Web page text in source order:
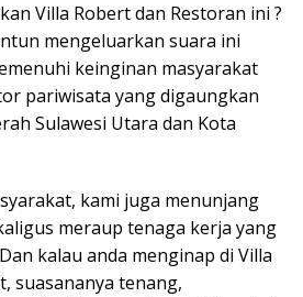
Villa Robert dan Restoran ini ?
mengeluarkan suara ini
keinginan masyarakat
pariwisata yang digaungkan
Sulawesi Utara dan Kota
kami juga menunjang
meraup tenaga kerja yang
kalau anda menginap di Villa
suasananya tenang,